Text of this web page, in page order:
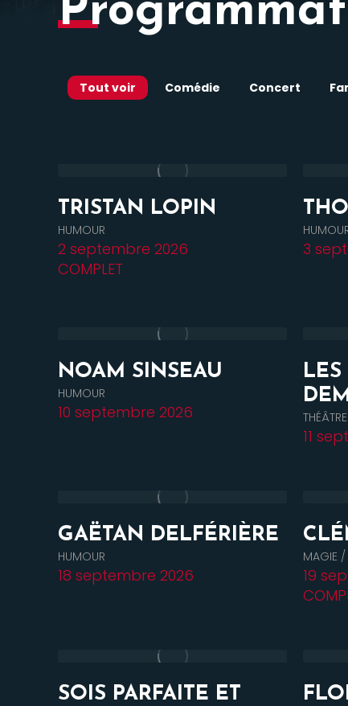
Tout voir Comédie Concert
TRISTAN LOPIN
HUMOUR
2 septembre 2026
COMPLET
3
NOAM SINSEAU
HUMOUR
10 septembre 2026 THÉÂTRE
11
GAËTAN DELFÉRIÈRE
HUMOUR
18 septembre 2026
MAGIE /
19
SOIS PARFAITE ET